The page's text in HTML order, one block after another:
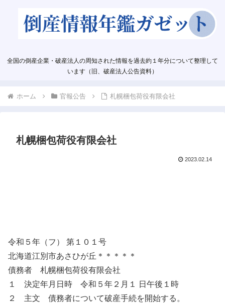
全国の倒産企業・破産法人の周知された情報を過去約１年分について整理して
います（旧、破産法人公告資料）
ホーム 官報公告 札幌梱包荷役有限会社
札幌梱包荷役有限会社
2023.02.14
令和５年（フ） 第１０１号
北海道江別市あさひが丘＊＊＊＊＊
債務者 札幌梱包荷役有限会社
１ 決定年月日時 令和５年２月１ 日午後１時
２ 主文 債務者について破産手続を開始する。